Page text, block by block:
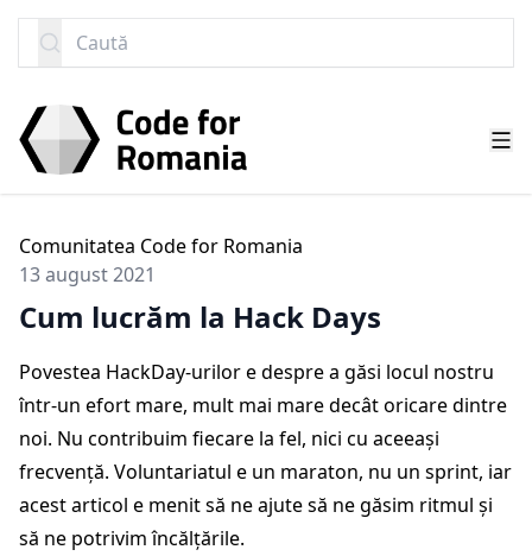
Caută
Comunitatea Code for Romania
13 august 2021
Cum lucrăm la Hack Days
Povestea HackDay-urilor e despre a găsi locul nostru
într-un efort mare, mult mai mare decât oricare dintre
noi. Nu contribuim fiecare la fel, nici cu aceeași
frecvență. Voluntariatul e un maraton, nu un sprint, iar
acest articol e menit să ne ajute să ne găsim ritmul și
să ne potrivim încălțările.